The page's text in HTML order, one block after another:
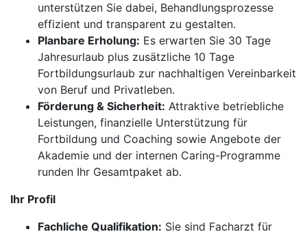
unterstützen Sie dabei, Behandlungsprozesse
effizient und transparent zu gestalten.
Planbare Erholung: Es erwarten Sie 30 Tage
Jahresurlaub plus zusätzliche 10 Tage
Fortbildungsurlaub zur nachhaltigen Vereinbarkeit
von Beruf und Privatleben.
Förderung & Sicherheit: Attraktive betriebliche
Leistungen, finanzielle Unterstützung für
Fortbildung und Coaching sowie Angebote der
Akademie und der internen Caring-Programme
runden Ihr Gesamtpaket ab.
Ihr Profil
Fachliche Qualifikation: Sie sind Facharzt für